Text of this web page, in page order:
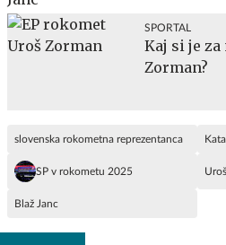
SPORTAL
Kaj si je
Zorman?
slovenska rokometna reprezentanca
SP v rokometu 2025
Blaž Janc